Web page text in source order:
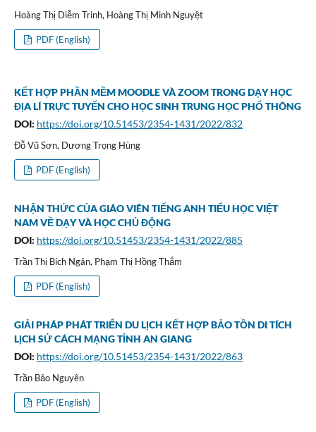
Hoàng Thị Diễm Trinh, Hoàng Thị Minh Nguyệt
PDF (English)
KẾT HỢP PHẦN MỀM MOODLE VÀ ZOOM TRONG DẠY HỌC
ĐỊA LÍ TRỰC TUYẾN CHO HỌC SINH TRUNG HỌC PHỔ THÔNG
DOI: https://doi.org/10.51453/2354-1431/2022/832
Đỗ Vũ Sơn, Dương Trọng Hùng
PDF (English)
NHẬN THỨC CỦA GIÁO VIÊN TIẾNG ANH TIỂU HỌC VIỆT
NAM VỀ DẠY VÀ HỌC CHỦ ĐỘNG
DOI: https://doi.org/10.51453/2354-1431/2022/885
Trần Thị Bích Ngân, Phạm Thị Hồng Thắm
PDF (English)
GIẢI PHÁP PHÁT TRIỂN DU LỊCH KẾT HỢP BẢO TỒN DI TÍCH
LỊCH SỬ CÁCH MẠNG TỈNH AN GIANG
DOI: https://doi.org/10.51453/2354-1431/2022/863
Trần Bảo Nguyên
PDF (English)